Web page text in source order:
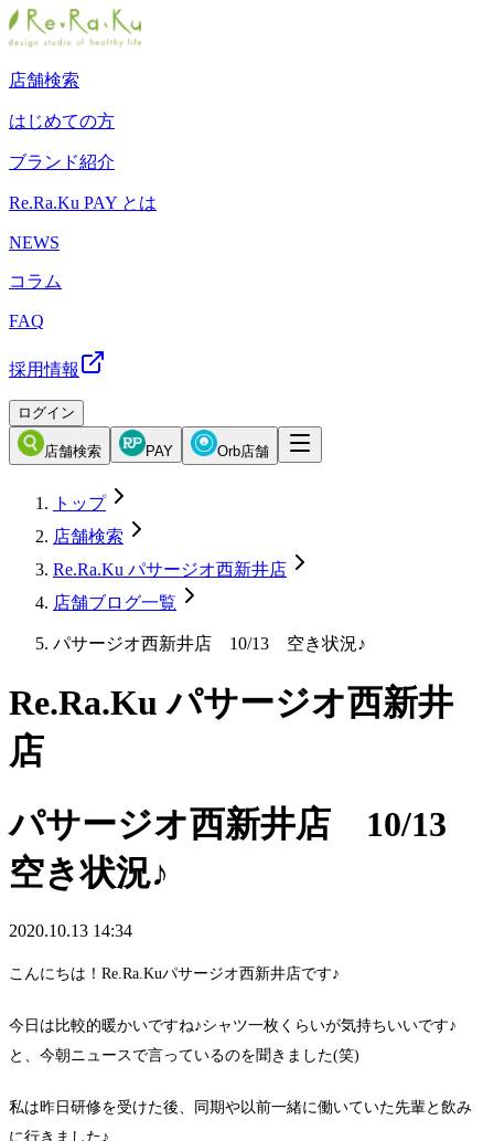
店舗検索
はじめての方
ブランド紹介
Re.Ra.Ku PAY とは
NEWS
コラム
FAQ
採用情報
ログイン
店舗検索 PAY Orb店舗
トップ
店舗検索
Re.Ra.Ku パサージオ西新井店
店舗ブログ一覧
パサージオ西新井店 10/13 空き状況♪
Re.Ra.Ku パサージオ西新井
店
パサージオ西新井店 10/13
空き状況♪
2020.10.13 14:34
こんにちは！Re.Ra.Kuパサージオ西新井店です♪
今日は比較的暖かいですね♪シャツ一枚くらいが気持ちいいです♪
と、今朝ニュースで言っているのを聞きました(笑)
私は昨日研修を受けた後、同期や以前一緒に働いていた先輩と飲み
に行きました♪